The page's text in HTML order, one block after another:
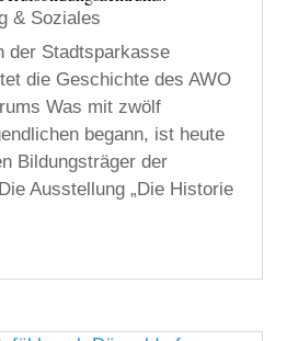
& Soziales
der Stadtsparkasse
die Geschichte des AWO
Was mit zwölf
begann, ist heute
Bildungsträger der
Ausstellung „Die Historie